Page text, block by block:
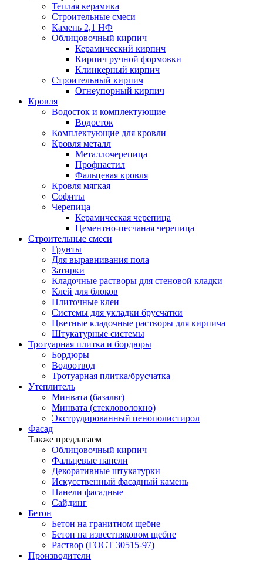
Теплая керамика
Строительные смеси
Камень 2,1 НФ
Облицовочный кирпич
Керамический кирпич
Кирпич ручной формовки
Клинкерный кирпич
Строительный кирпич
Огнеупорный кирпич
Кровля
Водосток и комплектующие
Водосток
Комплектующие для кровли
Кровля металл
Металлочерепица
Профнастил
Фальцевая кровля
Кровля мягкая
Софиты
Черепица
Керамическая черепица
Цементно-песчаная черепица
Строительные смеси
Грунты
Для выравнивания пола
Затирки
Кладочные растворы для стеновой кладки
Клей для блоков
Плиточные клеи
Системы для укладки брусчатки
Цветные кладочные растворы для кирпича
Штукатурные системы
Тротуарная плитка и бордюры
Бордюры
Водоотвод
Тротуарная плитка/брусчатка
Утеплитель
Минвата (базальт)
Минвата (стекловолокно)
Экструдированный пенополистирол
Фасад
Также предлагаем
Облицовочный кирпич
Фальцевые панели
Декоративные штукатурки
Искусственный фасадный камень
Панели фасадные
Сайдинг
Бетон
Бетон на гранитном щебне
Бетон на известняковом щебне
Раствор (ГОСТ 30515-97)
Производители